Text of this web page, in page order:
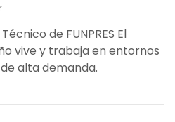
de FUNPRES El
vive y trabaja en entornos
alta demanda.